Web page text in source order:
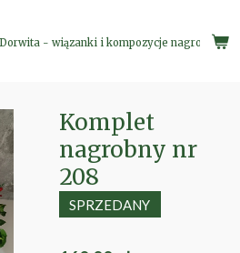
- wiązanki i kompozycje nagrobne
Komplet
nagrobny nr
208
SPRZEDANY